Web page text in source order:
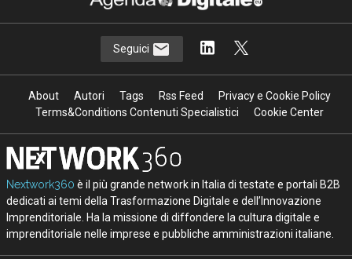
Seguici
About Autori Tags Rss Feed
Privacy e Cookie Policy
Terms&Conditions Contenuti Specialistici
Cookie Center
Nextwork360 è il più grande network in Italia di testate e portali B2B
dedicati ai temi della Trasformazione Digitale e dell’Innovazione
Imprenditoriale. Ha la missione di diffondere la cultura digitale e
imprenditoriale nelle imprese e pubbliche amministrazioni italiane.